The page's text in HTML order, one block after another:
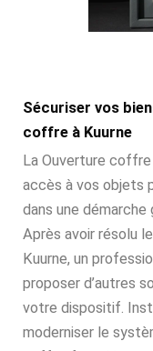
Sécuriser vos
coffre à Kuurne
La Ouverture coffre
accès à vos objets
dans une
Après avoir résolu
Kuurne, un
proposer d’autres
votre dispositif.
moderniser le